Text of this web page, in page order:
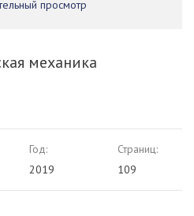
просмотр
механика
Год:
2019
Страниц:
109